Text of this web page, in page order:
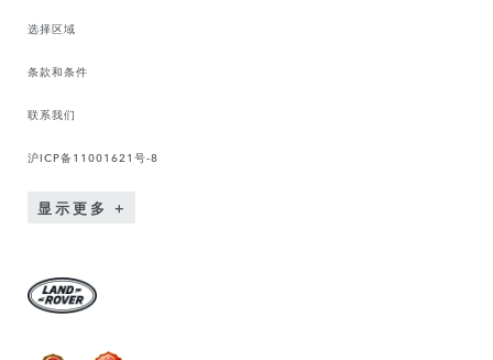
选择区域
条款和条件
联系我们
沪ICP备11001621号-8
显示更多